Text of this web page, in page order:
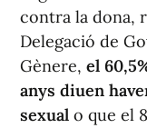
contra la dona,
Delegació de
Gènere, el
anys diuen
sexual o que el